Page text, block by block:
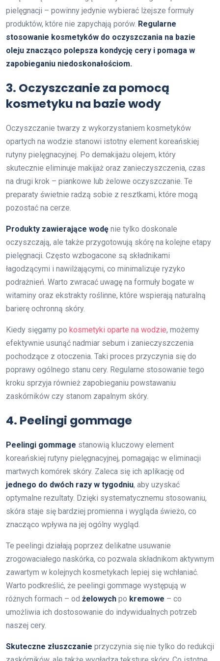
pielęgnacji – powinny jedynie wybierać lżejsze formuły
produktów, które nie zapychają porów. Regularne
stosowanie kosmetyków do oczyszczania na bazie
oleju znacząco polepsza kondycję cery i pomaga w
zapobieganiu niedoskonałościom.
3. Oczyszczanie za pomocą
kosmetyku na bazie wody
Oczyszczanie twarzy z wykorzystaniem kosmetyków
opartych na wodzie stanowi istotny element koreańskiej
rutyny pielęgnacyjnej. Po demakijażu olejem, który
skutecznie eliminuje makijaż oraz zanieczyszczenia, czas
na drugi krok – piankowe lub żelowe oczyszczanie. Te
preparaty świetnie radzą sobie z resztkami, które mogą
pozostać na cerze.
Produkty zawierające wodę nie tylko doskonale
oczyszczają, ale także przygotowują skórę na kolejne etapy
pielęgnacji. Często wzbogacone są składnikami
łagodzącymi i nawilżającymi, co minimalizuje ryzyko
podrażnień. Warto zwracać uwagę na formuły bogate w
witaminy oraz ekstrakty roślinne, które wspierają naturalną
barierę ochronną skóry.
Kiedy sięgamy po kosmetyki oparte na wodzie, możemy
efektywnie usunąć nadmiar sebum i zanieczyszczenia
pochodzące z otoczenia. Taki proces przyczynia się do
poprawy ogólnego stanu cery. Regularne stosowanie tego
kroku sprzyja również zapobieganiu powstawaniu
zaskórników czy stanom zapalnym skóry.
4. Peelingi gommage
Peelingi gommage stanowią kluczowy element
koreańskiej rutyny pielęgnacyjnej, pomagając w eliminacji
martwych komórek skóry. Zaleca się ich aplikację od
jednego do dwóch razy w tygodniu, aby uzyskać
optymalne rezultaty. Dzięki systematycznemu stosowaniu,
skóra staje się bardziej promienna i wygląda świeżo, co
znacząco wpływa na jej ogólny wygląd.
Te peelingi działają poprzez delikatne usuwanie
zrogowaciałego naskórka, co pozwala składnikom aktywnym
zawartym w kolejnych kosmetykach lepiej się wchłaniać.
Warto podkreślić, że peelingi gommage występują w
różnych formach – od żelowych po kremowe – co
umożliwia ich dostosowanie do indywidualnych potrzeb
naszej cery.
Skuteczne złuszczanie przyczynia się nie tylko do redukcji